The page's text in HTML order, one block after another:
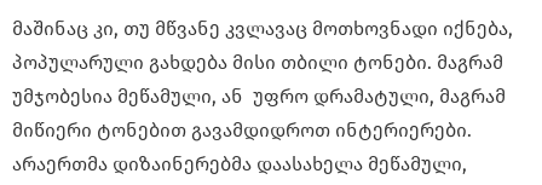
მაშინაც კი, თუ მწვანე კვლავაც მოთხოვნადი იქნება,
პოპულარული გახდება მისი თბილი ტონები. მაგრამ
უმჯობესია მეწამული, ან უფრო დრამატული, მაგრამ
მიწიერი ტონებით გავამდიდროთ ინტერიერები.
არაერთმა დიზაინერებმა დაასახელა მეწამული,